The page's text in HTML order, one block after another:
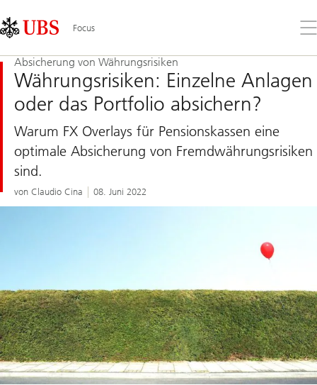
Links
Area
Focus
Sie
Absicherung von Währungsrisiken
Währungsrisiken: Einzelne Anlagen
oder das Portfolio absichern?
Warum FX Overlays für Pensionskassen eine
optimale Absicherung von Fremdwährungsrisiken
sind.
von Claudio Cina 08. Juni 2022